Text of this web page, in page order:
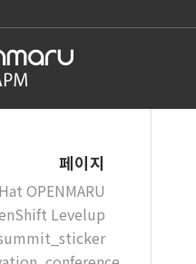
페이지
OPENMARU
Levelup